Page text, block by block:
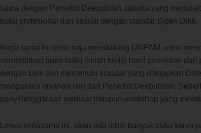
sama dengan Penerbit Deepublish Jakarta yang
buku profesional dan sesuai dengan standar Ditjen Dikti.
Kerja sama ini tentu saja mendukung UNPAM untuk
menerbitkan buku-buku ilmiah berisi hasil penelitian dari
dengan baik dan memenuhi standar yang ditetapkan
mengakses layanan lain dari Penerbit Deepublish.
penyelenggaraan webinar maupun workshop yang
Lewat kerjasama ini, akan ada lebih banyak buku karya